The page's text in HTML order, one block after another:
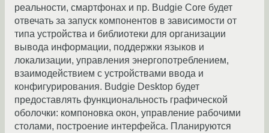
реальности, смартфонах и пр. Budgie Core будет
отвечать за запуск компонентов в зависимости от
типа устройства и библиотеки для организации
вывода информации, поддержки языков и
локализации, управления энергопотреблением,
взаимодействием с устройствами ввода и
конфигурирования. Budgie Desktop будет
предоставлять функциональность графической
оболочки: компоновка окон, управление рабочими
столами, построение интерфейса. Планируются